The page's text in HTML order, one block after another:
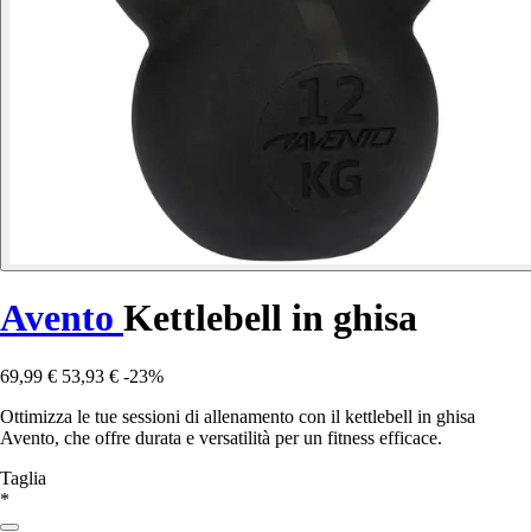
Avento Kettlebell in ghisa
69,99 € 53,93 € -23%
Ottimizza le tue sessioni di allenamento con il kettlebell in ghisa
Avento, che offre durata e versatilità per un fitness efficace.
Taglia
*